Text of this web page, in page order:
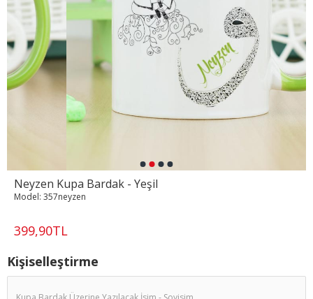
Neyzen Kupa Bardak - Yeşil
399,90TL
Model: 357neyzen
Kişiselleştirme